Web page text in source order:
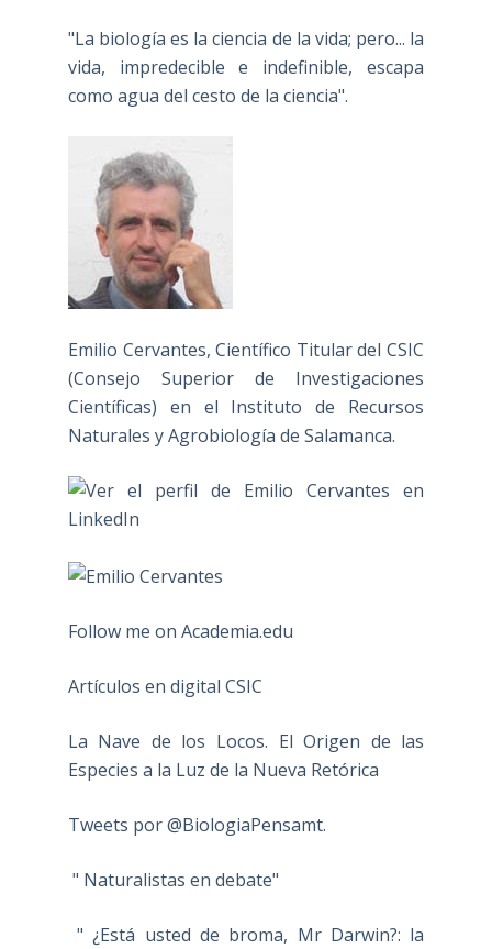
"La biología es la ciencia de la vida; pero... la
vida, impredecible e indefinible, escapa
como agua del cesto de la ciencia".
Emilio Cervantes, Científico Titular del CSIC
(Consejo Superior de Investigaciones
Científicas) en el Instituto de Recursos
Naturales y Agrobiología de Salamanca.
Follow me on Academia.edu
Artículos en digital CSIC
La Nave de los Locos. El Origen de las
Especies a la Luz de la Nueva Retórica
Tweets por @BiologiaPensamt.
" Naturalistas en debate"
" ¿Está usted de broma, Mr Darwin?: la